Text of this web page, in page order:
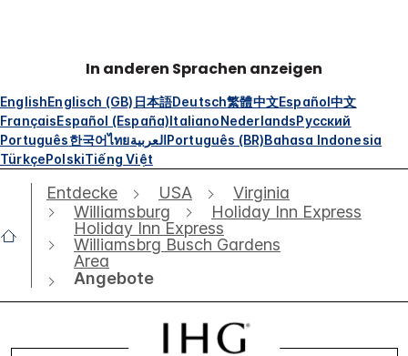
In anderen Sprachen anzeigen
EnglishEnglisch (GB) 日本語Deutsch繁體中文Español中文
FrançaisEspañol (España)ItalianoNederlandsРусский
Português한국어ไทยالعربيةPortuguês (BR)Bahasa Indonesia
TürkçePolskiTiếng Việt
Entdecke USA
Virginia
Williamsburg
Holiday Inn Express
Holiday Inn Express
Williamsbrg Busch Gardens
Area
Angebote